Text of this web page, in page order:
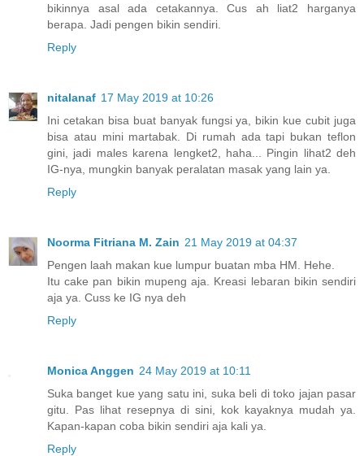
bikinnya asal ada cetakannya. Cus ah liat2 harganya
berapa. Jadi pengen bikin sendiri.
Reply
nitalanaf 17 May 2019 at 10:26
Ini cetakan bisa buat banyak fungsi ya, bikin kue cubit juga
bisa atau mini martabak. Di rumah ada tapi bukan teflon
gini, jadi males karena lengket2, haha... Pingin lihat2 deh
IG-nya, mungkin banyak peralatan masak yang lain ya.
Reply
Noorma Fitriana M. Zain 21 May 2019 at 04:37
Pengen laah makan kue lumpur buatan mba HM. Hehe.
Itu cake pan bikin mupeng aja. Kreasi lebaran bikin sendiri
aja ya. Cuss ke IG nya deh
Reply
Monica Anggen 24 May 2019 at 10:11
Suka banget kue yang satu ini, suka beli di toko jajan pasar
gitu. Pas lihat resepnya di sini, kok kayaknya mudah ya.
Kapan-kapan coba bikin sendiri aja kali ya.
Reply